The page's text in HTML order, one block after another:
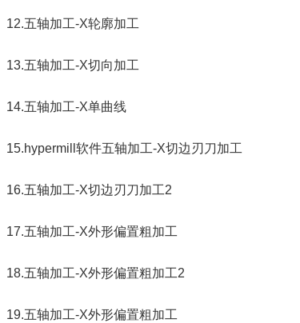
12.五轴加工-X轮廓加工
13.五轴加工-X切向加工
14.五轴加工-X单曲线
15.hypermill软件五轴加工-X切边刃刀加工
16.五轴加工-X切边刃刀加工2
17.五轴加工-X外形偏置粗加工
18.五轴加工-X外形偏置粗加工2
19.五轴加工-X外形偏置粗加工